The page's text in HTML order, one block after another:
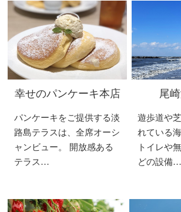
幸せのパンケーキ本店
パンケーキをご提供する淡
路島テラスは、全席オーシ
ャンビュー。 開放感ある
テラス…
尾
遊歩道や
れている
トイレや
どの設備…